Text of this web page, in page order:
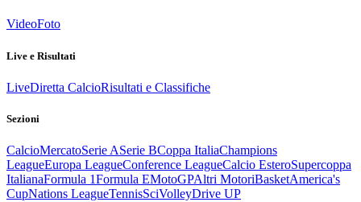
VideoFoto
Live e Risultati
LiveDiretta CalcioRisultati e Classifiche
Sezioni
CalcioMercatoSerie ASerie BCoppa ItaliaChampions
LeagueEuropa LeagueConference LeagueCalcio EsteroSupercoppa
ItalianaFormula 1Formula EMotoGPAltri MotoriBasketAmerica's
CupNations LeagueTennisSciVolleyDrive UP